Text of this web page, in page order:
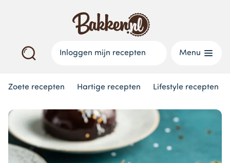
Inloggen mijn recepten Menu
Zoete recepten Hartige recepten Lifestyle recepten